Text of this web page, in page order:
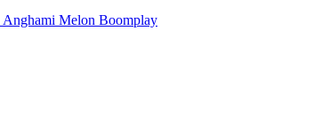
Anghami Melon Boomplay